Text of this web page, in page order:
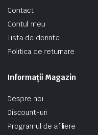
Contact
Contul meu
Lista de dorinte
Politica de returnare
Informații Magazin
Despre noi
Discount-uri
Programul de afiliere